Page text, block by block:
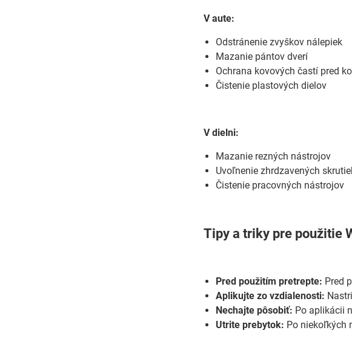
V aute:
Odstránenie zvyškov nálepiek
Mazanie pántov dverí
Ochrana kovových častí pred
Čistenie plastových dielov
V dielni:
Mazanie rezných nástrojov
Uvoľnenie zhrdzavených
Čistenie pracovných nástrojov
Tipy a triky pre použitie
Pred použitím pretrepte: Pred
Aplikujte zo vzdialenosti:
Nechajte pôsobiť: Po aplikácii
Utrite prebytok: Po niekoľkých